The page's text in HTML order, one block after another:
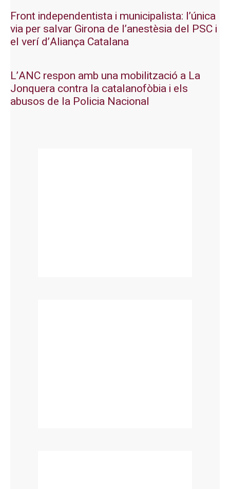
Front independentista i municipalista: l’única
via per salvar Girona de l’anestèsia del PSC i
el verí d’Aliança Catalana
L’ANC respon amb una mobilització a La
Jonquera contra la catalanofòbia i els
abusos de la Policia Nacional